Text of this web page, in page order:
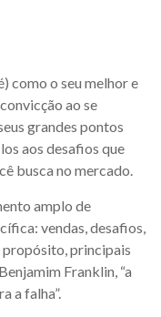
como o seu melhor e
ao se
grandes pontos
aos desafios que
busca no mercado.
amplo de
vendas, desafios,
propósito, principais
Franklin, “a
a falha”.